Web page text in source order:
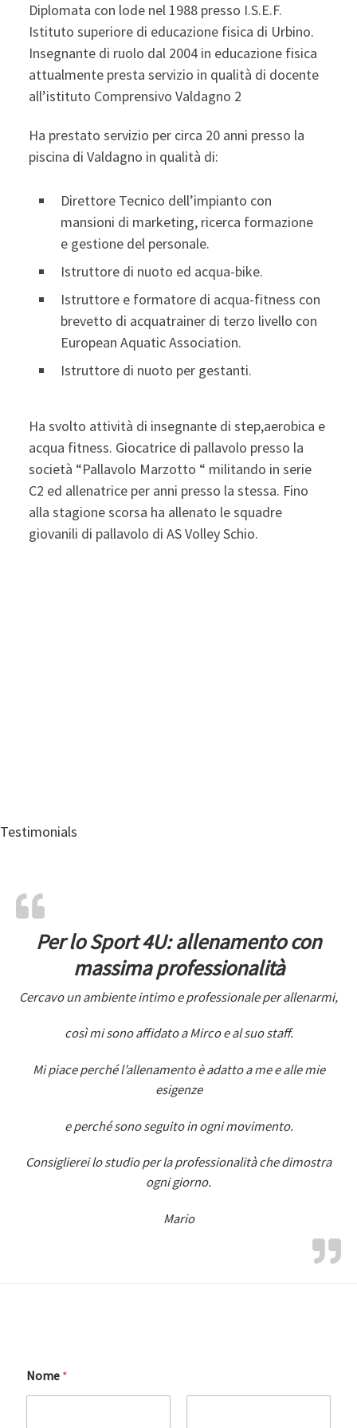
Diplomata con lode nel 1988 presso I.S.E.F.
Istituto superiore di educazione fisica di Urbino.
Insegnante di ruolo dal 2004 in educazione fisica
attualmente presta servizio in qualità di docente
all’istituto Comprensivo Valdagno 2
Ha prestato servizio per circa 20 anni presso la
piscina di Valdagno in qualità di:
Direttore Tecnico dell’impianto con
mansioni di marketing, ricerca formazione
e gestione del personale.
Istruttore di nuoto ed acqua-bike.
Istruttore e formatore di acqua-fitness con
brevetto di acquatrainer di terzo livello con
European Aquatic Association.
Istruttore di nuoto per gestanti.
Ha svolto attività di insegnante di step,aerobica e
acqua fitness. Giocatrice di pallavolo presso la
società “Pallavolo Marzotto “ militando in serie
C2 ed allenatrice per anni presso la stessa. Fino
alla stagione scorsa ha allenato le squadre
giovanili di pallavolo di AS Volley Schio.
Testimonials
Per lo Sport 4U: allenamento con
massima professionalità
Cercavo un ambiente intimo e professionale per allenarmi,
così mi sono affidato a Mirco e al suo staff.
Mi piace perché l’allenamento è adatto a me e alle mie
esigenze
e perché sono seguito in ogni movimento.
Consiglierei lo studio per la professionalità che dimostra
ogni giorno.
Mario
Nome *